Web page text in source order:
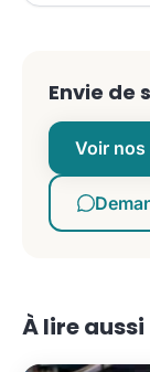
Envie de
Voir nos
À lire aussi